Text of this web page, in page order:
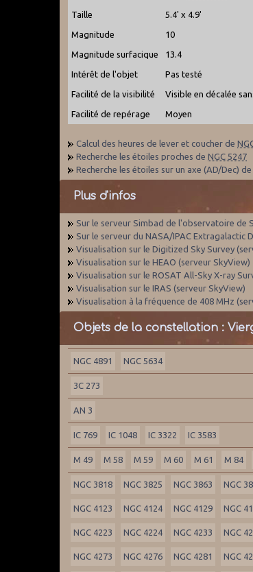
Taille 5.4' x 4.9'
Magnitude 10
Magnitude surfacique 13.4
Intérêt de l'objet Pas testé
Facilité de la visibilité Visible en décalée
Facilité de repérage Moyen
Calcul des heures de lever et coucher de
Recherche les étoiles proches deNGC 5247
Recherche les étoiles sur un axe (AD/Dec)
Plus d'infos
Sur le serveur Simbad de l'observatoire de
Sur le serveur du NASA/IPAC Extragalactic
Visualisation sur le Digitized Sky Survey
Visualisation sur le HEAO (serveur SkyView)
Visualisation sur le ROSAT All-Sky X-ray
Visualisation sur le IRAS (serveur SkyView)
Visualisation à la fréquence de 408 MHz
Objets de la constellation :
NGC 4891 NGC 5634
3C 273
AN 3
IC 769 IC 1048 IC 3322 IC 3583
M 49 M 58 M 59 M 60 M 61 M 84
NGC 3818 NGC 3825 NGC 3863 NGC
NGC 4123 NGC 4124 NGC 4129 NGC
NGC 4223 NGC 4224 NGC 4233 NGC
NGC 4273 NGC 4276 NGC 4281 NGC